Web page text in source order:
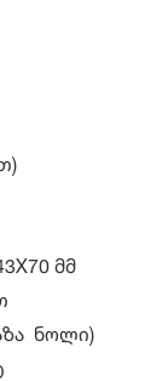
მმ
ნოლი)